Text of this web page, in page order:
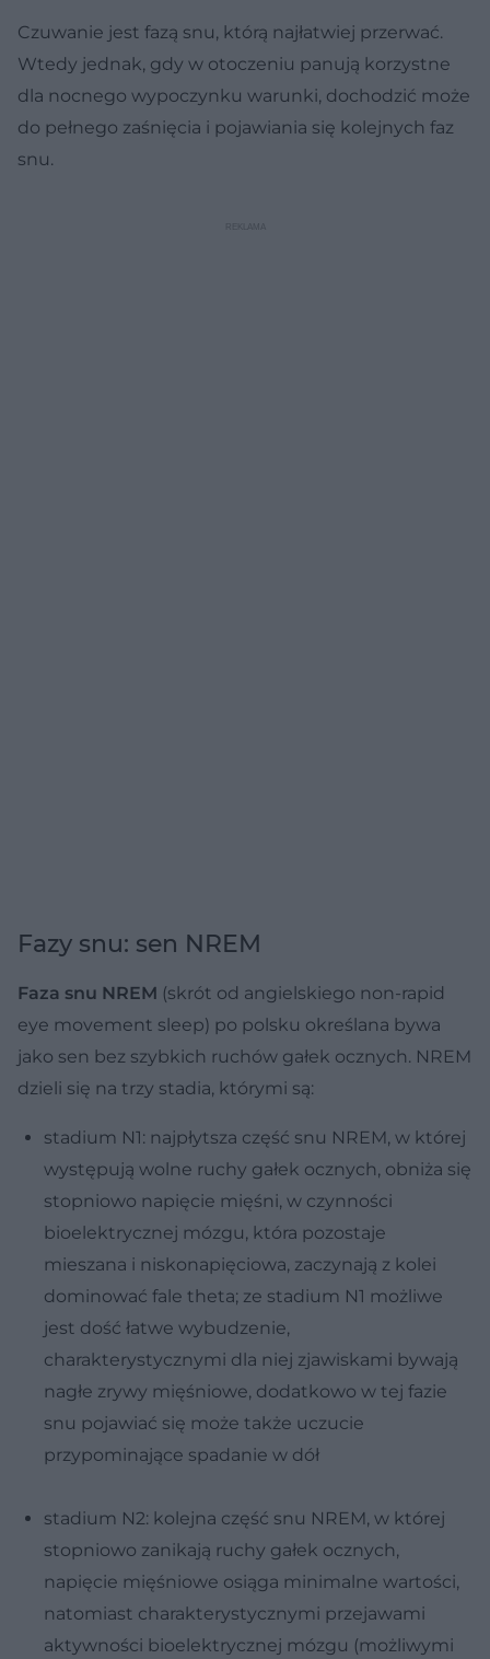
Czuwanie jest fazą snu, którą najłatwiej przerwać.
Wtedy jednak, gdy w otoczeniu panują korzystne
dla nocnego wypoczynku warunki, dochodzić może
do pełnego zaśnięcia i pojawiania się kolejnych faz
snu.
Fazy snu: sen NREM
Faza snu NREM (skrót od angielskiego non-rapid
eye movement sleep) po polsku określana bywa
jako sen bez szybkich ruchów gałek ocznych. NREM
dzieli się na trzy stadia, którymi są:
stadium N1: najpłytsza część snu NREM, w której
występują wolne ruchy gałek ocznych, obniża się
stopniowo napięcie mięśni, w czynności
bioelektrycznej mózgu, która pozostaje
mieszana i niskonapięciowa, zaczynają z kolei
dominować fale theta; ze stadium N1 możliwe
jest dość łatwe wybudzenie,
charakterystycznymi dla niej zjawiskami bywają
nagłe zrywy mięśniowe, dodatkowo w tej fazie
snu pojawiać się może także uczucie
przypominające spadanie w dół
stadium N2: kolejna część snu NREM, w której
stopniowo zanikają ruchy gałek ocznych,
napięcie mięśniowe osiąga minimalne wartości,
natomiast charakterystycznymi przejawami
aktywności bioelektrycznej mózgu (możliwymi